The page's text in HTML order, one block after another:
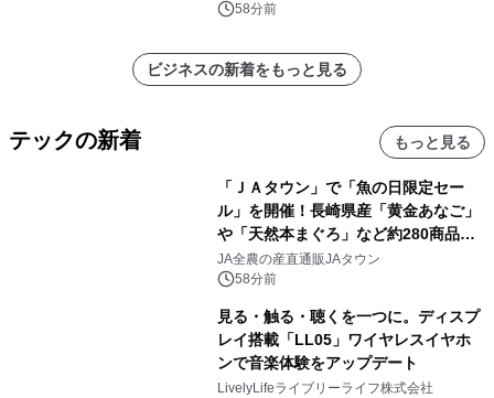
58分前
ビジネスの新着をもっと見る
テックの新着 もっと見る
「ＪＡタウン」で「魚の日限定セー
ル」を開催！長崎県産「黄金あなご」
や「天然本まぐろ」など約280商品を
販売！～毎月１０日の定例企画～
JA全農の産直通販JAタウン
58分前
見る・触る・聴くを一つに。ディスプ
レイ搭載「LL05」ワイヤレスイヤホ
ンで音楽体験をアップデート
LivelyLifeライブリーライフ株式会社